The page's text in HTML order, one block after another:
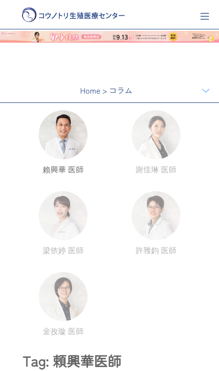
Home> コラム
賴興華 医師 謝佳琳 医師
梁依婷 医師 許雅鈞 医師
金孜璇 医師
Tag: 頼興華医師